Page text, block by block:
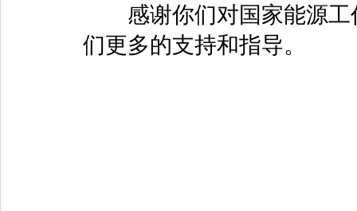
感谢你们对国家能源工
们更多的支持和指导。